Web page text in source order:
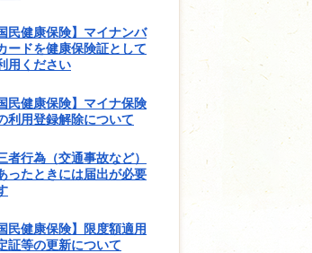
国民健康保険】マイナンバ
ードを健康保険証として
用ください
国民健康保険】マイナ保険
利用登録解除について
者行為（交通事故など）
ったときには届出が必要
国民健康保険】限度額適用
証等の更新について